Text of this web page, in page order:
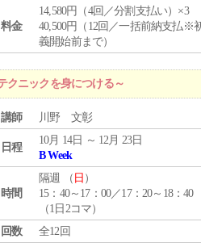
料金
14,580円（4回／分割支払い）×3
40,500円（12回／一括前納支払※
義開始前まで）
ニックを身につける～
講師 川野 文彰
日程
10月 14日 ～ 12月 23日
B Week
時間
隔週 （ 日 ）
15：40～17：00／17：20～18：40
（1日2コマ）
回数
全12回